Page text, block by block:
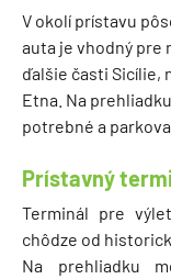
V okolí prístavu
auta je vhodný pre
ďalšie časti Sicílie,
Etna. Na
potrebné a
Prístavný
Terminál pre
chôdze od
Na prehliadku